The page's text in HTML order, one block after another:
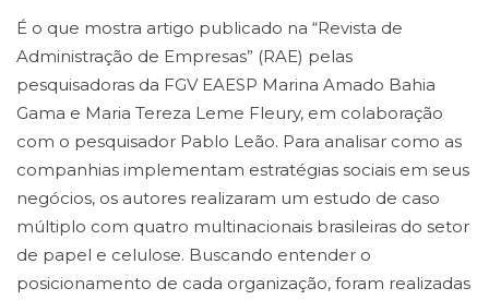
É o que mostra artigo publicado na “Revista de
Administração de Empresas” (RAE) pelas
pesquisadoras da FGV EAESP Marina Amado Bahia
Gama e Maria Tereza Leme Fleury, em colaboração
com o pesquisador Pablo Leão. Para analisar como as
companhias implementam estratégias sociais em seus
negócios, os autores realizaram um estudo de caso
múltiplo com quatro multinacionais brasileiras do setor
de papel e celulose. Buscando entender o
posicionamento de cada organização, foram realizadas